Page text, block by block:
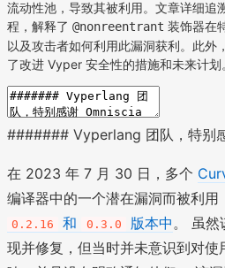
流动性池，导致其被利用。文章详细追
程，解释了 @nonreentrant 装饰器在
以及攻击者如何利用此漏洞获利。此外
了改进 Vyper 安全性的措施和未来计划
####### Vyperlang 团队，特别
在 2023 年 7 月 30 日，多个
编译器中的一个潜在漏洞而被利用
0.2.16 和 0.3.0 版本中 。 虽然
现并修复，但当时并未意识到对